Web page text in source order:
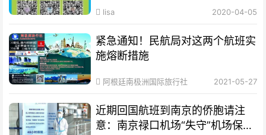
lisa 2020-04-05
紧急通知！民航局对这两个航班实
施熔断措施
阿根廷南极洲国际旅行社 2021-05-27
近期回国航班到南京的侨胞请注
意：南京禄口机场“失守”机场保洁